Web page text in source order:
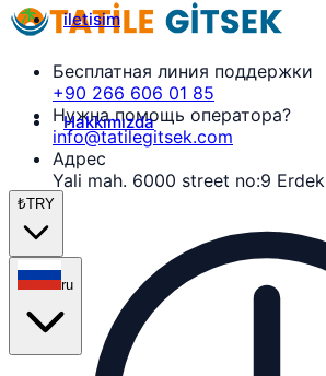
iletisim
Hakkımızda
₺TRY
ru
Бесплатная линия поддержки
+90 266 606 01 85
Нужна помощь оператора?
info@tatilegitsek.com
Адрес
Yali mah. 6000 street no:9 Erdek